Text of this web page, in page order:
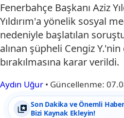
Fenerbahçe Başkanı Aziz
Yıldırım'a yönelik sosyal
nedeniyle başlatılan
alınan şüpheli Cengiz
bırakılmasına karar verildi.
Aydın Uğur • Güncellenme:
Son Dakika ve Önemli
Bizi Kaynak Ekleyin!